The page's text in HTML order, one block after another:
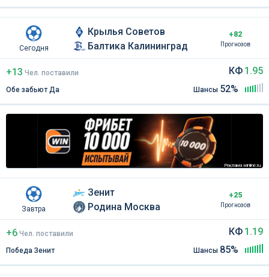
Сегодня
Крылья Советов
Балтика Калининград
+82
Прогнозов
+13 Чел поставили
Обе забьют Да
КФ 1.95
Шансы 52%
Реклама winline.ru
Завтра
Зенит
Родина Москва
+25
Прогнозов
+6 Чел поставили
Победа Зенит
КФ 1.19
Шансы 85%